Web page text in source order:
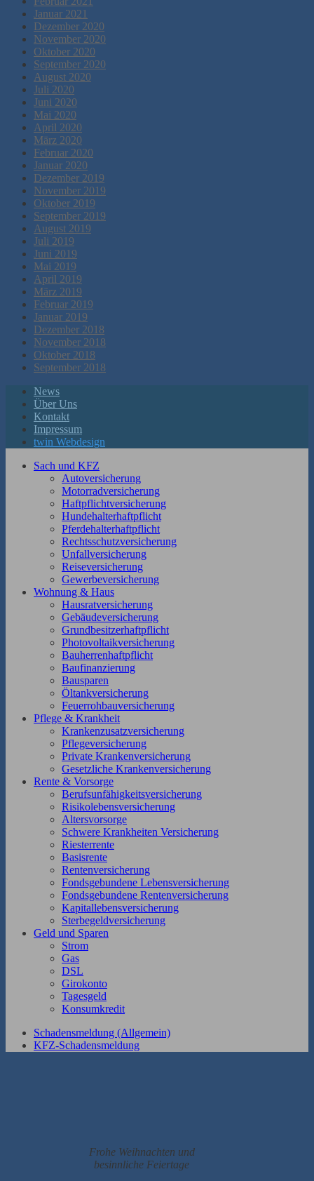
Januar 2021
Dezember 2020
November 2020
Oktober 2020
September 2020
August 2020
Juli 2020
Juni 2020
Mai 2020
April 2020
März 2020
Februar 2020
Januar 2020
Dezember 2019
November 2019
Oktober 2019
September 2019
August 2019
Juli 2019
Juni 2019
Mai 2019
April 2019
März 2019
Februar 2019
Januar 2019
Dezember 2018
November 2018
Oktober 2018
September 2018
News
Über Uns
Kontakt
Impressum
twin Webdesign
Sach und KFZ
Autoversicherung
Motorradversicherung
Haftpflichtversicherung
Hundehalterhaftpflicht
Pferdehalterhaftpflicht
Rechtsschutzversicherung
Unfallversicherung
Reiseversicherung
Gewerbeversicherung
Wohnung & Haus
Hausratversicherung
Gebäudeversicherung
Grundbesitzerhaftpflicht
Photovoltaikversicherung
Bauherrenhaftpflicht
Baufinanzierung
Bausparen
Öltankversicherung
Feuerrohbauversicherung
Pflege & Krankheit
Krankenzusatzversicherung
Pflegeversicherung
Private Krankenversicherung
Gesetzliche Krankenversicherung
Rente & Vorsorge
Berufs­unfähigkeitsversicherung
Risikolebensversicherung
Altersvorsorge
Schwere Krankheiten Versicherung
Riesterrente
Basisrente
Rentenversicherung
Fondsgebundene Lebensversicherung
Fondsgebundene Rentenversicherung
Kapitallebensversicherung
Sterbegeldversicherung
Geld und Sparen
Strom
Gas
DSL
Girokonto
Tagesgeld
Konsumkredit
Schadensmeldung (Allgemein)
KFZ-Schadensmeldung
Frohe Weihnachten und
besinnliche Feiertage